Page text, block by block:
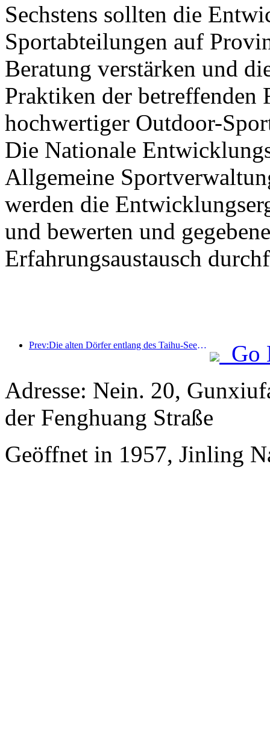
Sechstens sollten die
Sportabteilungen auf
Beratung verstärken und
Praktiken der
hochwertiger Outdoor-
Die Nationale
Allgemeine
werden die
und bewerten und
Erfahrungsaustausch
Prev:Die alten Dörfer entlang des Taihu-Sees in Huzhou in der Provinz Zhejiang haben mit der Renovierung und Modernisierung begonnen. Die Investition beträgt fast eine Milliarde Yuan.
Go
Adresse: Nein. 20,
der Fenghuang Straße
Geöffnet in 1957, Jinling